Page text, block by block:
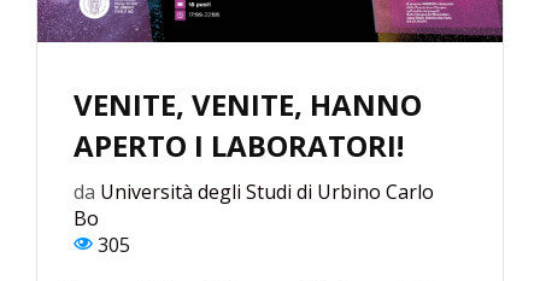
VENITE, VENITE, HANNO
APERTO I LABORATORI!
da Università degli Studi di Urbino Carlo
Bo
305